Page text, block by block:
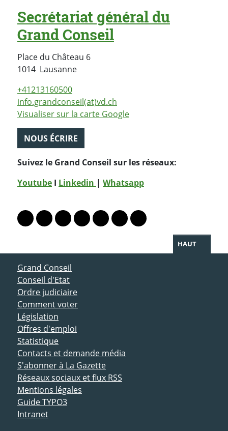
Secrétariat général du
Grand Conseil
Place du Château 6
1014 LausanneSuisse
+41213160500
info.grandconseil(at)vd.ch
Visualiser sur la carte Google
NOUS ÉCRIRE
Suivez le Grand Conseil sur les réseaux:
Youtube I Linkedin | Whatsapp
Lien vers le profil Mastodon
Lien vers le profil Bluesky
Lien vers le profil Instagram
Lien vers le profil Linkedin
Lien vers le profil Facebook
Lien vers le profil Twitter
Partager par WhatsApp
HAUT
ACCÈS DIRECT
Grand Conseil
Conseil d'Etat
Ordre judiciaire
Comment voter
Législation
Offres d'emploi
Statistique
Contacts et demande média
S'abonner à La Gazette
Réseaux sociaux et flux RSS
Mentions légales
Guide TYPO3
Intranet